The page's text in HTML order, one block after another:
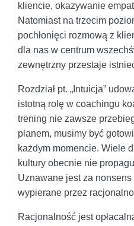
kliencie, okazywanie
Natomiast na trzecim
pochłonięci rozmową z
dla nas w centrum
zewnętrzny przestaje
Rozdział pt. „Intuicja”
istotną rolę w coachingu
trening nie zawsze
planem, musimy być
każdym momencie. Wiele
kultury obecnie nie
Uznawane jest za
wypierane przez
Racjonalność jest